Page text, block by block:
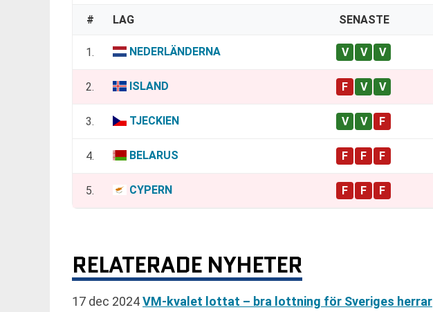
# LAG SENASTE
1. NEDERLÄNDERNA
2. ISLAND
3. TJECKIEN
4. BELARUS
5. CYPERN
RELATERADE NYHETER
17 dec 2024VM-kvalet lottat – bra lottning för Sveriges herrar